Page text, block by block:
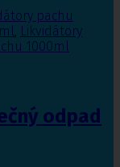
pachu
, Likvidátory
1000ml
odpad